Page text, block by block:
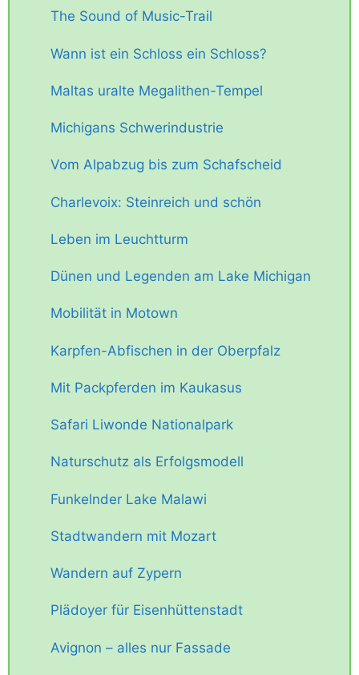
The Sound of Music-Trail
Wann ist ein Schloss ein Schloss?
Maltas uralte Megalithen-Tempel
Michigans Schwerindustrie
Vom Alpabzug bis zum Schafscheid
Charlevoix: Steinreich und schön
Leben im Leuchtturm
Dünen und Legenden am Lake Michigan
Mobilität in Motown
Karpfen-Abfischen in der Oberpfalz
Mit Packpferden im Kaukasus
Safari Liwonde Nationalpark
Naturschutz als Erfolgsmodell
Funkelnder Lake Malawi
Stadtwandern mit Mozart
Wandern auf Zypern
Plädoyer für Eisenhüttenstadt
Avignon – alles nur Fassade